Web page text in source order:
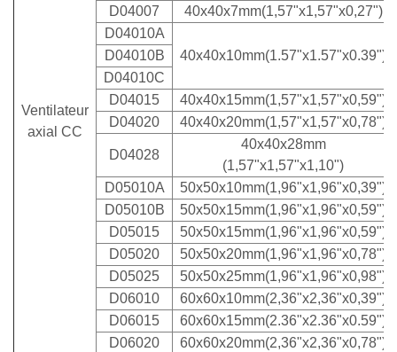
Ventilateur
axial CC
D04007
40x40x7mm(1,57"x1,57"x0,27")
D04010A
40x40x10mm(1.57"x1.57"x0.39")
D04010B
D04010C
D04015
40x40x15mm(1,57"x1,57"x0,59")
D04020
40x40x20mm(1,57"x1,57"x0,78")
D04028
40x40x28mm
(1,57"x1,57"x1,10")
D05010A
50x50x10mm(1,96"x1,96"x0,39")
D05010B
50x50x15mm(1,96"x1,96"x0,59")
D05015
50x50x15mm(1,96"x1,96"x0,59")
D05020
50x50x20mm(1,96"x1,96"x0,78")
D05025
50x50x25mm(1,96"x1,96"x0,98")
D06010
60x60x10mm(2,36"x2,36"x0,39")
D06015
60x60x15mm(2.36"x2.36"x0.59")
D06020
60x60x20mm(2,36"x2,36"x0,78")